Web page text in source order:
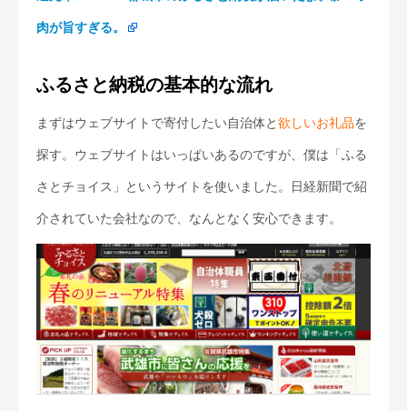
肉が旨すぎる。
ふるさと納税の基本的な流れ
まずはウェブサイトで寄付したい自治体と欲しいお礼品を
探す。ウェブサイトはいっぱいあるのですが、僕は「ふる
さとチョイス」というサイトを使いました。日経新聞で紹
介されていた会社なので、なんとなく安心できます。